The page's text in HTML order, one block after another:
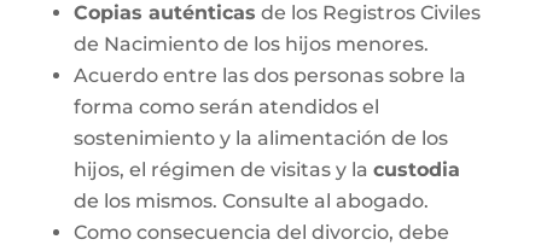
Copias auténticas de los Registros Civiles
de Nacimiento de los hijos menores.
Acuerdo entre las dos personas sobre la
forma como serán atendidos el
sostenimiento y la alimentación de los
hijos, el régimen de visitas y la custodia
de los mismos. Consulte al abogado.
Como consecuencia del divorcio, debe